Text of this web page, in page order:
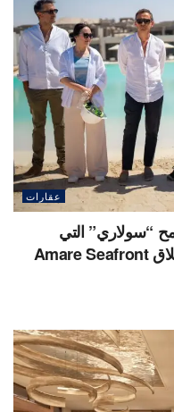
عقارات
“سولاري” التي
تتشكل على أرض الواقع وتعلن إطلاق Amare Seafront